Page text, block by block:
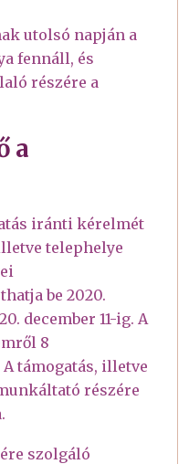
utolsó napján a
fennáll, és
részére a
a
iránti kérelmét
telephelye
be 2020.
december 11-ig. A
8
támogatás, illetve
részére
szolgáló